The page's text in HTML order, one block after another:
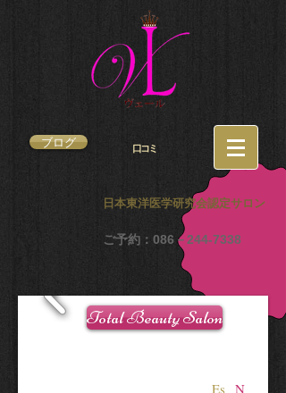
ブログ 口コミ
日本東洋医学研究会認定サロン
ご予約：086－244-7338
Total Beauty Salon
Es N